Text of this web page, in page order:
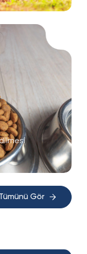
Gör